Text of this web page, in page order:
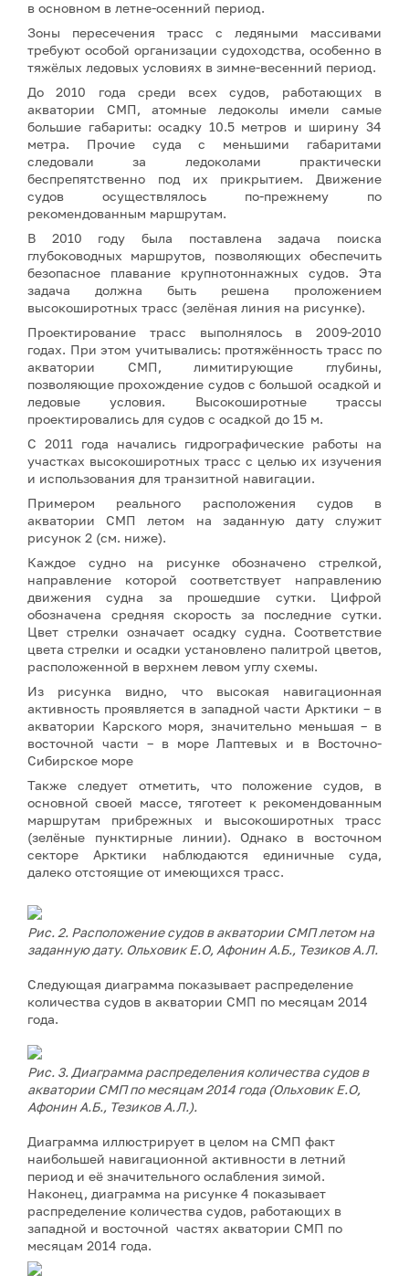
в основном в летне-осенний период.
Зоны пересечения трасс с ледяными массивами
требуют особой организации судоходства, особенно в
тяжёлых ледовых условиях в зимне-весенний период.
До 2010 года среди всех судов, работающих в
акватории СМП, атомные ледоколы имели самые
большие габариты: осадку 10.5 метров и ширину 34
метра. Прочие суда с меньшими габаритами
следовали за ледоколами практически
беспрепятственно под их прикрытием. Движение
судов осуществлялось по-прежнему по
рекомендованным маршрутам.
В 2010 году была поставлена задача поиска
глубоководных маршрутов, позволяющих обеспечить
безопасное плавание крупнотоннажных судов. Эта
задача должна быть решена проложением
высокоширотных трасс (зелёная линия на рисунке).
Проектирование трасс выполнялось в 2009-2010
годах. При этом учитывались: протяжённость трасс по
акватории СМП, лимитирующие глубины,
позволяющие прохождение судов с большой осадкой и
ледовые условия. Высокоширотные трассы
проектировались для судов с осадкой до 15 м.
С 2011 года начались гидрографические работы на
участках высокоширотных трасс с целью их изучения
и использования для транзитной навигации.
Примером реального расположения судов в
акватории СМП летом на заданную дату служит
рисунок 2 (см. ниже).
Каждое судно на рисунке обозначено стрелкой,
направление которой соответствует направлению
движения судна за прошедшие сутки. Цифрой
обозначена средняя скорость за последние сутки.
Цвет стрелки означает осадку судна. Соответствие
цвета стрелки и осадки установлено палитрой цветов,
расположенной в верхнем левом углу схемы.
Из рисунка видно, что высокая навигационная
активность проявляется в западной части Арктики – в
акватории Карского моря, значительно меньшая – в
восточной части – в море Лаптевых и в Восточно-
Сибирское море
Также следует отметить, что положение судов, в
основной своей массе, тяготеет к рекомендованным
маршрутам прибрежных и высокоширотных трасс
(зелёные пунктирные линии). Однако в восточном
секторе Арктики наблюдаются единичные суда,
далеко отстоящие от имеющихся трасс.
Рис. 2. Расположение судов в акватории СМП летом на
заданную дату. Ольховик Е.О, Афонин А.Б., Тезиков А.Л.
Следующая диаграмма показывает распределение
количества судов в акватории СМП по месяцам 2014
года.
Рис. 3. Диаграмма распределения количества судов в
акватории СМП по месяцам 2014 года(Ольховик Е.О,
Афонин А.Б., Тезиков А.Л.).
Диаграмма иллюстрирует в целом на СМП факт
наибольшей навигационной активности в летний
период и её значительного ослабления зимой.
Наконец, диаграмма на рисунке 4 показывает
распределение количества судов, работающих в
западной и восточной частях акватории СМП по
месяцам 2014 года.